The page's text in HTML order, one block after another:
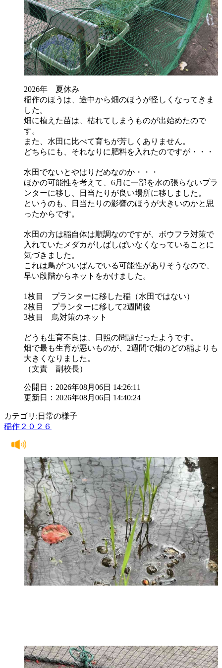
2026年 夏休み
稲作のほうは、途中から畑のほうが怪しくなってきま
した。
畑に植えた苗は、枯れてしまうものが出始めたので
す。
また、水田に比べて育ちが芳しくありません。
どちらにも、それなりに肥料を入れたのですが・・・
水田でないとやはりだめなのか・・・
ほかの可能性を考えて、6月に一部を水の張らないプラ
ンターに移し、日当たりが良い場所に移しました。
というのも、日当たりの影響のほうが大きいのかと思
ったからです。
水田の方は稲自体は順調なのですが、ボウフラ対策で
入れていたメダカがしばしばいなくなっていることに
気づきました。
これは鳥がついばんでいる可能性がありそうなので、
早い段階からネットをかけました。
1枚目 プランターに移した稲（水田ではない）
2枚目 プランターに移して2週間後
3枚目 鳥対策のネット
どうも生育不良は、日照の問題だったようです。
畑で最も生育が悪いものが、2週間で畑のどの稲よりも
大きくなりました。
（文責 副校長）
公開日：2026年08月06日 14:26:11
更新日：2026年08月06日 14:40:24
カテゴリ:日常の様子
稲作２０２６